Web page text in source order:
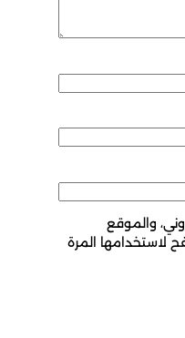
والموقع
لاستخدامها المرة